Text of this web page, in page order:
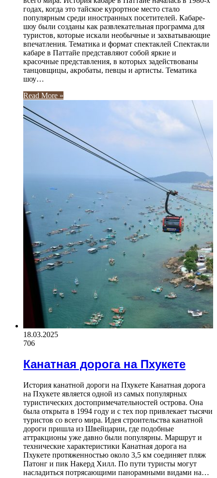
годах, когда это тайское курортное место стало
популярным среди иностранных посетителей. Кабаре-
шоу были созданы как развлекательная программа для
туристов, которые искали необычные и захватывающие
впечатления. Тематика и формат спектаклей Спектакли
кабаре в Паттайе представляют собой яркие и
красочные представления, в которых задействованы
танцовщицы, акробаты, певцы и артисты. Тематика
шоу…
Read More »
18.03.2025
706
Канатная дорога на Пхукете
История канатной дороги на Пхукете Канатная дорога
на Пхукете является одной из самых популярных
туристических достопримечательностей острова. Она
была открыта в 1994 году и с тех пор привлекает тысячи
туристов со всего мира. Идея строительства канатной
дороги пришла из Швейцарии, где подобные
аттракционы уже давно были популярны. Маршрут и
технические характеристики Канатная дорога на
Пхукете протяженностью около 3,5 км соединяет пляж
Патонг и пик Накерд Хилл. По пути туристы могут
насладиться потрясающими панорамными видами на…